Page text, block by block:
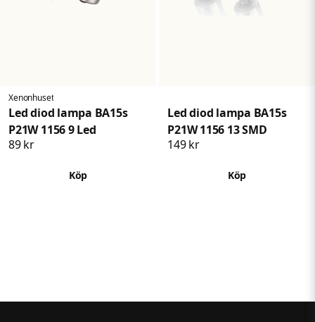
Xenonhuset
Led diod lampa BA15s
P21W 1156 9 Led
89 kr
Köp
Led diod lampa BA15s
P21W 1156 13 SMD
149 kr
Köp